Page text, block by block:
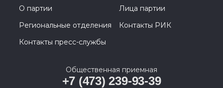
О партии
Лица партии
Региональные отделения
Контакты РИК
Контакты пресс-службы
Общественная приемная
+7 (473) 239-93-39